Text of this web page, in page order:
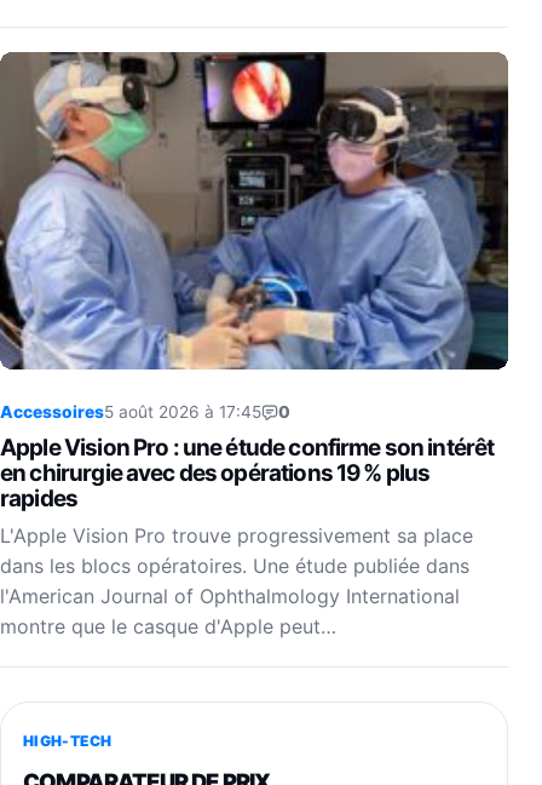
Accessoires5 août 2026 à 17:45 0
Apple Vision Pro : une étude confirme son intérêt
en chirurgie avec des opérations 19 % plus
rapides
L'Apple Vision Pro trouve progressivement sa place
dans les blocs opératoires. Une étude publiée dans
l'American Journal of Ophthalmology International
montre que le casque d'Apple peut…
HIGH-TECH